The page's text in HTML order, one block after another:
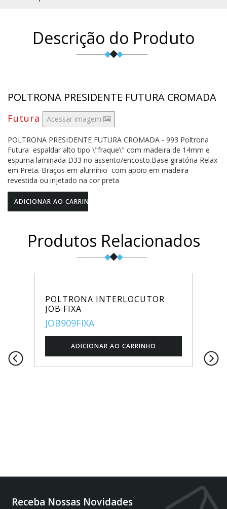
Descrição do Produto
POLTRONA PRESIDENTE FUTURA CROMADA
Futura Acessar imagem
POLTRONA PRESIDENTE FUTURA CROMADA - 993 Poltrona
Futura espaldar alto tipo \"fraque\" com madeira de 14mm e
espuma laminada D33 no assento/encosto.Base giratória Relax
em Preta. Braços em alumínio com apoio em madeira
revestida ou injetado na cor preta
Produtos Relacionados
POLTRONA INTERLOCUTOR
JOB FIXA
JOB909FIXA
Receba Nossas Novidades